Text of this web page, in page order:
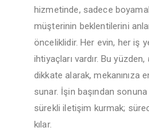
hizmetinde, sadece
müşterinin beklentilerini
önceliklidir. Her evin, her iş
ihtiyaçları vardır. Bu yüzden,
dikkate alarak, mekanınıza
sunar. İşin başından
sürekli iletişim kurmak;
kılar.